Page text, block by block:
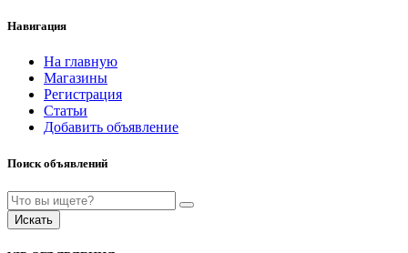
Навигация
На главную
Магазины
Регистрация
Статьи
Добавить объявление
Поиск объявлений
Искать